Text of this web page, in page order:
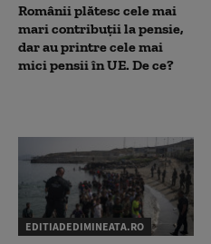
Românii plătesc cele mai
mari contribuții la pensie,
dar au printre cele mai
mici pensii în UE. De ce?
EDITIADEDIMINEATA.RO